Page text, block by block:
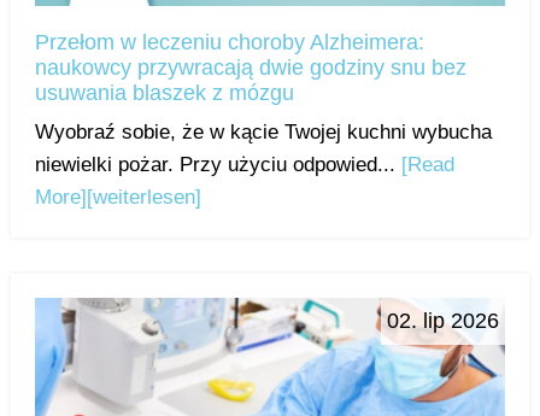
Przełom w leczeniu choroby Alzheimera:
naukowcy przywracają dwie godziny snu bez
usuwania blaszek z mózgu
Wyobraź sobie, że w kącie Twojej kuchni wybucha
niewielki pożar. Przy użyciu odpowied... [Read
More] [weiterlesen]
02. lip 2026